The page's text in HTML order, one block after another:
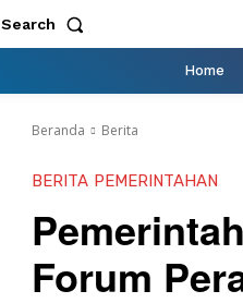
Search
Home
Beranda Berita
BERITA PEMERINTAHAN
Forum